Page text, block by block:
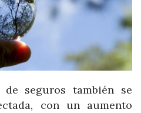
seguros también se
con un aumento